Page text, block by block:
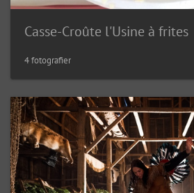
Casse-Croûte l'Usine à frites
4 fotografier